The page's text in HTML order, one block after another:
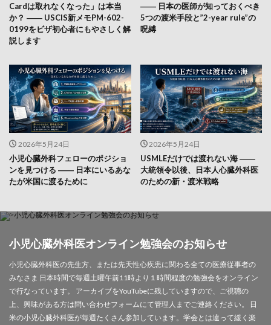
Cardは取れなくなった」は本当
か？ ―― USCIS新メモPM-602-
0199をビザ初心者にもやさしく解
説します
―― 日本の医師が知っておくべき
5つの渡米手段と”2-year rule”の
呪縛
2026年5月24日
小児心臓外科フェローのポジショ
ンを見つける ―― 日本にいるあな
たが米国に渡るために
2026年5月24日
USMLEだけでは渡れない海 ――
大統領令以後、日本人心臓外科医
のための新・渡米戦略
小児心臓外科医オンライン勉強会のお知らせ
小児心臓外科医の先生方、または先天性心疾患に関わる全ての医療従事者の
みなさま 日本時間で毎週土曜午前11時より１時間程度の勉強会をオンライン
で行なっています。 アーカイブをYouTubeに残していますので、ご視聴の
上、興味がある方は問い合わせフォームにて管理人までご連絡ください。 日
米の小児心臓外科医が毎週たくさん参加しています。学会とは違って緩く楽